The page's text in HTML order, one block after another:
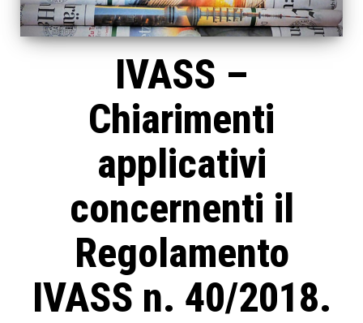
IVASS –
Chiarimenti
applicativi
concernenti il
Regolamento
IVASS n. 40/2018.